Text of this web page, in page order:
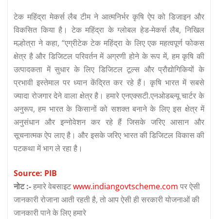
टेक महिंद्रा मेकर्स लैब टीम ने आत्मनिर्भर कृषि ऐप को डिजाइन और
विकसित किया है। टेक महिंद्रा के ग्लोबल हेड-मेकर्स लैब, निखिल
मल्होत्रा ​​ने कहा, “एग्रीटेक टेक महिंद्रा के लिए एक महत्वपूर्ण फोकस
क्षेत्र है और डिजिटल परिवर्तन में अग्रणी होने के रूप में, हम कृषि की
उत्पादकता में सुधार के लिए डिजिटल टूल्स और प्रौद्योगिकियों के
प्रभावी इस्तेमाल पर ध्यान केंद्रित कर रहे हैं। कृषि भारत में सबसे
ज्यादा रोजगार देने वाला क्षेत्र है। हमारे एनएक्सटी.एनओडब्ल्यू चार्टर के
अनुरूप, हम भारत के किसानों को सशक्त बनाने के लिए इस क्षेत्र में
अनुसंधान और इन्नोवेशन कर रहे हैं जिसके जरिए आसान और
सूचनात्मक ऐप लाए है। और इसके जरिए भारत की डिजिटल विकास की
पटकथा में भाग ले रहा है।
Source: PIB
नोट :-हमारे वेबसाइटwww.indiangovtscheme.com पर ऐसी
जानकारी रोजाना आती रहती है, तो आप ऐसी ही सरकारी योजनाओं की
जानकारी पाने के लिए हमारे